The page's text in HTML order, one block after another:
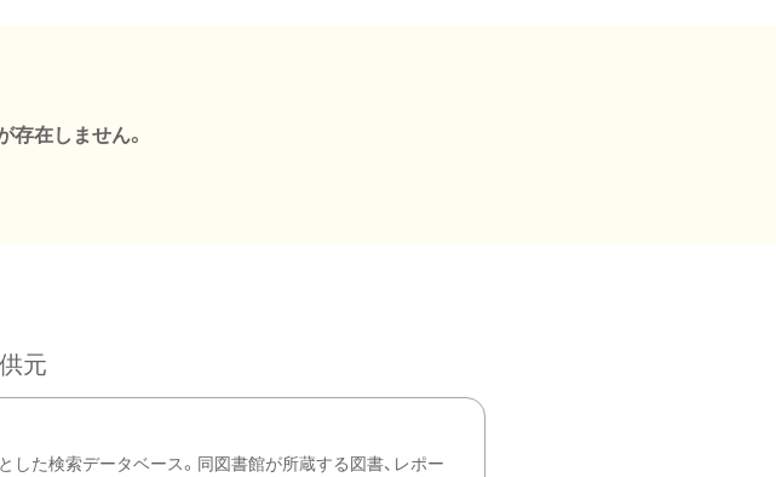
存在しません。
元
た検索データベース。同図書館が所蔵する図書、レポー